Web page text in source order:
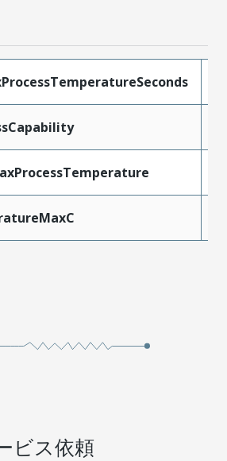
ビス依頼